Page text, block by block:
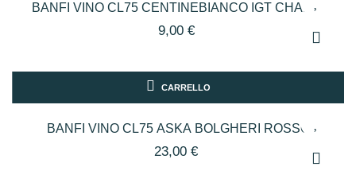
BANFI VINO CL75 CENTINEBIANCO IGT CHARD.
9,00 €
CARRELLO
BANFI VINO CL75 ASKA BOLGHERI ROSSO
23,00 €